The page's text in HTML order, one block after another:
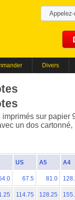
Divers
imprimés sur papier
un dos
US A5 A4
67.5 81.0
114.75 128.25